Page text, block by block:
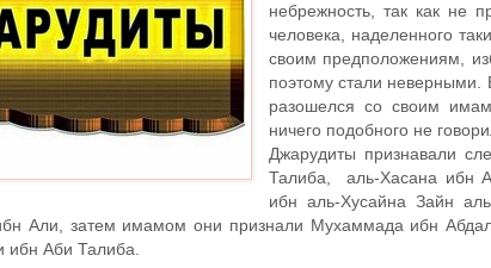
небрежность, так как не
человека, наделенного
своим предположениям,
поэтому стали неверными.
разошелся со своим
ничего подобного не
Джарудиты признавали
Талиба, аль-Хасана ибн
ибн аль-Хусайна Зайн
Али, затем имамом они признали Мухаммада ибн
ибн Аби Талиба.